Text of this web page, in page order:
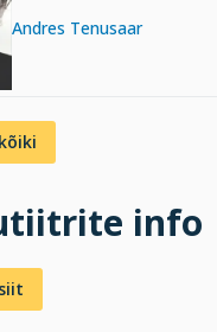
Andres Tenusaar
info